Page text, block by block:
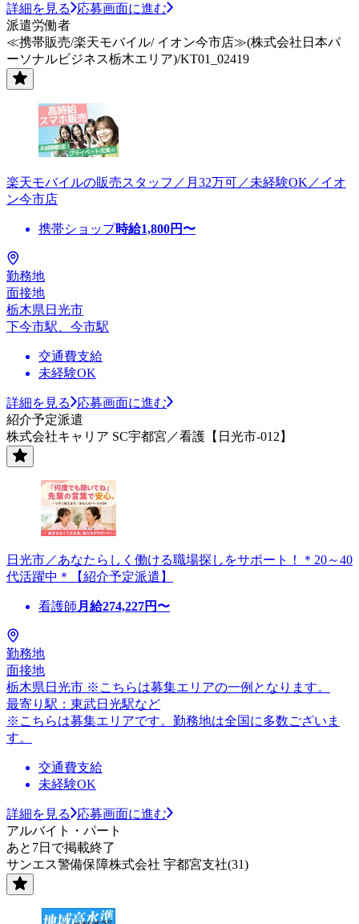
詳細を見る
応募画面に進む
派遣労働者
≪携帯販売/楽天モバイル/ イオン今市店≫(株式会社日本パ
ーソナルビジネス栃木エリア)/KT01_02419
楽天モバイルの販売スタッフ／月32万可／未経験OK／イオ
ン今市店
携帯ショップ時給1,800円〜
勤務地
面接地
栃木県日光市
下今市駅、今市駅
交通費支給
未経験OK
詳細を見る
応募画面に進む
紹介予定派遣
株式会社キャリア SC宇都宮／看護【日光市-012】
日光市／あなたらしく働ける職場探しをサポート！＊20～40
代活躍中＊【紹介予定派遣】
看護師 月給274,227円〜
勤務地
面接地
栃木県日光市 ※こちらは募集エリアの一例となります。
最寄り駅：東武日光駅など
※こちらは募集エリアです。勤務地は全国に多数ございま
す。
交通費支給
未経験OK
詳細を見る
応募画面に進む
アルバイト・パート
あと7日で掲載終了
サンエス警備保障株式会社 宇都宮支社(31)